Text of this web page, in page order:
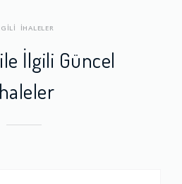
İHALELER
İlgili Güncel